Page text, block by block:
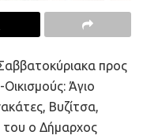
προς
Άγιο
Βυζίτσα,
του ο Δήμαρχος